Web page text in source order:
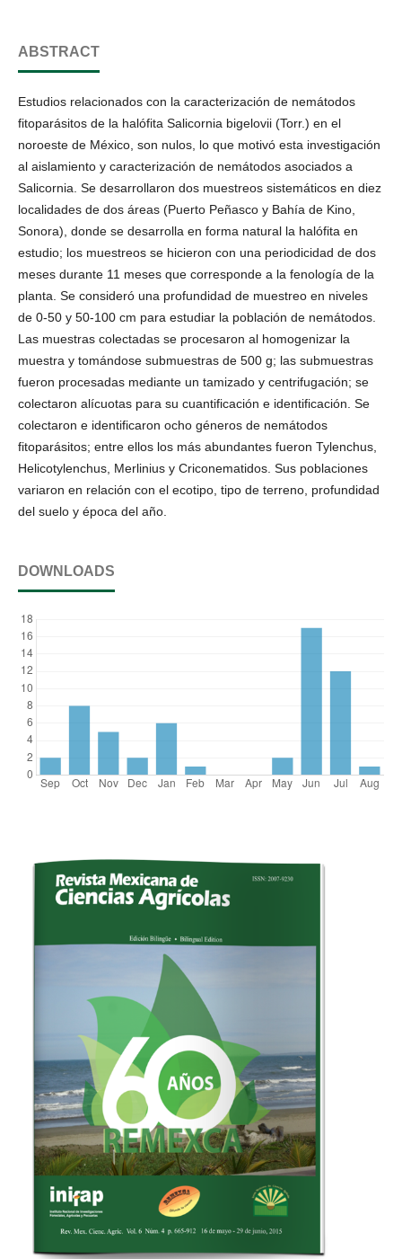
ABSTRACT
Estudios relacionados con la caracterización de nemátodos
fitoparásitos de la halófita Salicornia bigelovii (Torr.) en el
noroeste de México, son nulos, lo que motivó esta investigación
al aislamiento y caracterización de nemátodos asociados a
Salicornia. Se desarrollaron dos muestreos sistemáticos en diez
localidades de dos áreas (Puerto Peñasco y Bahía de Kino,
Sonora), donde se desarrolla en forma natural la halófita en
estudio; los muestreos se hicieron con una periodicidad de dos
meses durante 11 meses que corresponde a la fenología de la
planta. Se consideró una profundidad de muestreo en niveles
de 0-50 y 50-100 cm para estudiar la población de nemátodos.
Las muestras colectadas se procesaron al homogenizar la
muestra y tomándose submuestras de 500 g; las submuestras
fueron procesadas mediante un tamizado y centrifugación; se
colectaron alícuotas para su cuantificación e identificación. Se
colectaron e identificaron ocho géneros de nemátodos
fitoparásitos; entre ellos los más abundantes fueron Tylenchus,
Helicotylenchus, Merlinius y Criconematidos. Sus poblaciones
variaron en relación con el ecotipo, tipo de terreno, profundidad
del suelo y época del año.
DOWNLOADS